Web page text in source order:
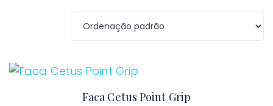
Faca Cetus Point Grip